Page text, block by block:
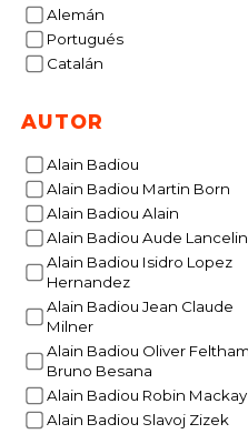
Alemán
Portugués
Catalán
AUTOR
Alain Badiou
Alain Badiou Martin Born
Alain Badiou Alain
Alain Badiou Aude Lancelin
Alain Badiou Isidro Lopez
Hernandez
Alain Badiou Jean Claude
Milner
Alain Badiou Oliver Feltham
Bruno Besana
Alain Badiou Robin Mackay
Alain Badiou Slavoj Zizek